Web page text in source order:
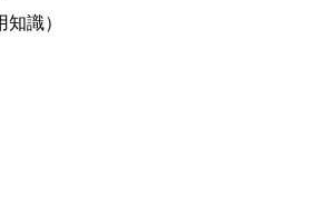
識）